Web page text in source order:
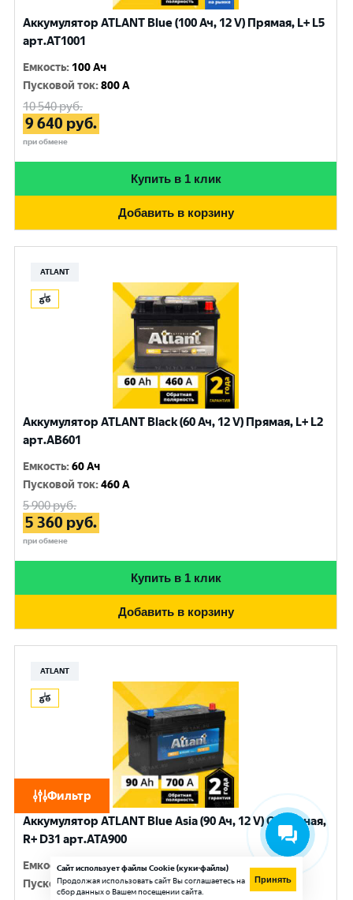
Фильтр
Аккумулятор ATLANT Blue (100 Ач, 12 V) Прямая, L+ L5
арт.AT1001
Емкость: 100 Ач
Пусковой ток:800 A
10 540руб.
9 640 руб.
при обмене
Купить в 1 клик
Добавить в корзину
ATLANT
Аккумулятор ATLANT Black (60 Ач, 12 V) Прямая, L+ L2
арт.AB601
Емкость:60 Ач
Пусковой ток:460 A
5 900руб.
5 360 руб.
при обмене
Купить в 1 клик
Добавить в корзину
ATLANT
Аккумулятор ATLANT Blue Asia (90 Ач, 12 V) Обратная,
R+ D31 арт.ATA900
Емкость:90 Ач
Пусковой ток: 700 A
Сайт использует файлы Cookie (куки-файлы)
Продолжая использовать сайт Вы соглашаетесь на
сбор данных о Вашем посещении сайта.
Принять